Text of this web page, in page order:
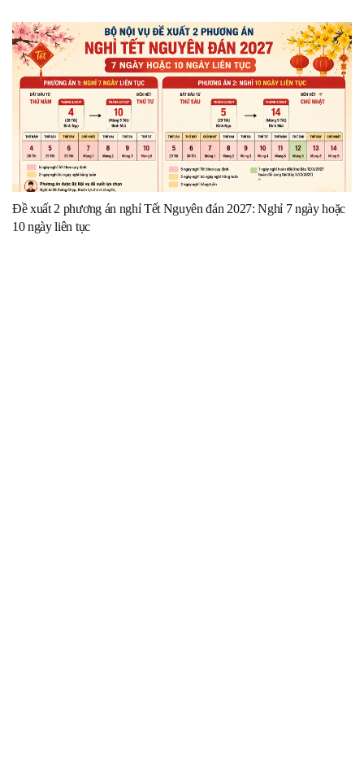
Đề xuất 2 phương án nghỉ Tết Nguyên đán 2027: Nghỉ 7 ngày hoặc
10 ngày liên tục